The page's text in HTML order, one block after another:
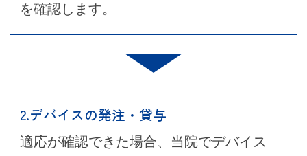
を確認します。
2.デバイスの発注・貸与
適応が確認できた場合、当院でデバイス